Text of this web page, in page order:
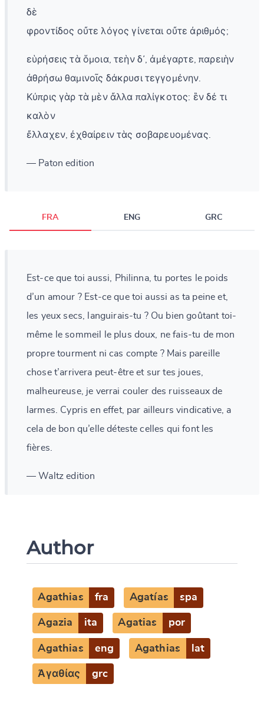
δὲ
φροντίδος οὔτε λόγος γίνεται οὔτε ἀριθμός;
εὑρήσεις τὰ ὅμοια, τεὴν δ᾽, ἀμέγαρτε, παρειὴν
ἀθρήσω θαμινοῖς δάκρυσι τεγγομένην.
Κύπρις γὰρ τὰ μὲν ἄλλα παλίγκοτος: ἓν δέ τι
καλὸν
ἔλλαχεν, ἐχθαίρειν τὰς σοβαρευομένας.
— Paton edition
FRA ENG GRC
Est-ce que toi aussi, Philinna, tu portes le poids
d’un amour ? Est-ce que toi aussi as ta peine et,
les yeux secs, languirais-tu ? Ou bien goûtant toi-
même le sommeil le plus doux, ne fais-tu de mon
propre tourment ni cas compte ? Mais pareille
chose t’arrivera peut-être et sur tes joues,
malheureuse, je verrai couler des ruisseaux de
larmes. Cypris en effet, par ailleurs vindicative, a
cela de bon qu’elle déteste celles qui font les
fières.
— Waltz edition
Author
Agathias fra Agatías spa
Agazia ita Agatias por
Agathias eng Agathias lat
Ἀγαθίας grc